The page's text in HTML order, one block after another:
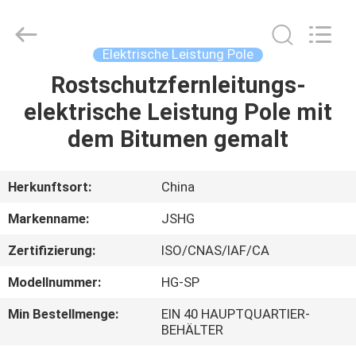
HAUS
PRODUKTE
VIDEOS
SHOW
ÜBER
co.,ltd.
Elektrische Leistung Pole
Rostschutzfernleitungs-
elektrische Leistung Pole mit
dem Bitumen gemalt
Herkunftsort:
China
Markenname:
JSHG
Zertifizierung:
ISO/CNAS/IAF/CA
Modellnummer:
HG-SP
Min Bestellmenge:
EIN 40 HAUPTQUARTIER-
BEHÄLTER